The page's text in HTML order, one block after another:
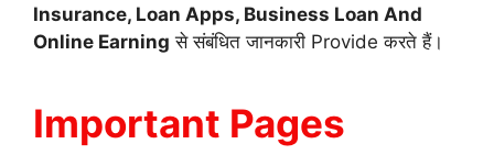
Insurance, Loan Apps, Business Loan And
Online Earning से संबंधित जानकारी Provide करते हैं।
Important Pages